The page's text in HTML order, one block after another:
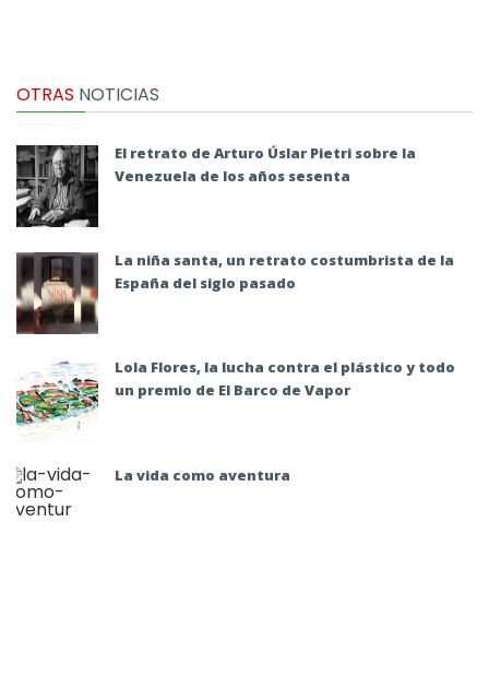
OTRAS NOTICIAS
El retrato de Arturo Úslar Pietri sobre la
Venezuela de los años sesenta
La niña santa, un retrato costumbrista de la
España del siglo pasado
Lola Flores, la lucha contra el plástico y todo
un premio de El Barco de Vapor
La vida como aventura